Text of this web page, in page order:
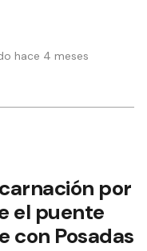
hace 4 meses
por
el puente
con Posadas